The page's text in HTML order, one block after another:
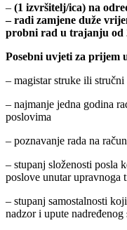
– (1 izvršitelj/ica) na
– radi zamjene duže
probni rad u trajanju od
Posebni uvjeti za prijem
– magistar struke ili
– najmanje jedna godina
poslovima
– poznavanje rada na
– stupanj složenosti posla
poslove unutar upravnoga
– stupanj samostalnosti
nadzor i upute nadređenog